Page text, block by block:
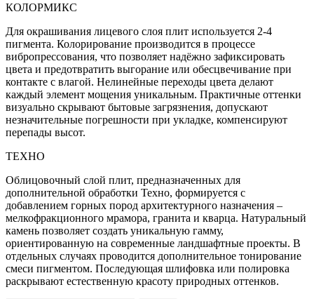
КОЛОРМИКС
Для окрашивания лицевого слоя плит используется 2-4
пигмента. Колорирование производится в процессе
вибропрессования, что позволяет надёжно зафиксировать
цвета и предотвратить выгорание или обесцвечивание при
контакте с влагой. Нелинейные переходы цвета делают
каждый элемент мощения уникальным. Практичные оттенки
визуально скрывают бытовые загрязнения, допускают
незначительные погрешности при укладке, компенсируют
перепады высот.
ТЕХНО
Облицовочный слой плит, предназначенных для
дополнительной обработки Техно, формируется с
добавлением горных пород архитектурного назначения –
мелкофракционного мрамора, гранита и кварца. Натуральный
камень позволяет создать уникальную гамму,
ориентированную на современные ландшафтные проекты. В
отдельных случаях проводится дополнительное тонирование
смеси пигментом. Последующая шлифовка или полировка
раскрывают естественную красоту природных оттенков.